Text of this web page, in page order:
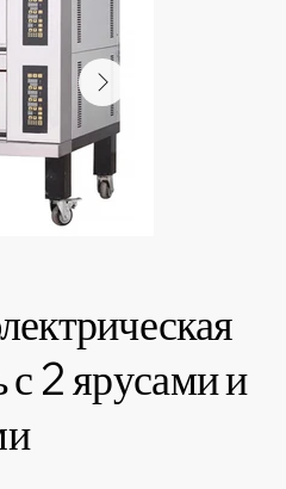
с 2 ярусами и